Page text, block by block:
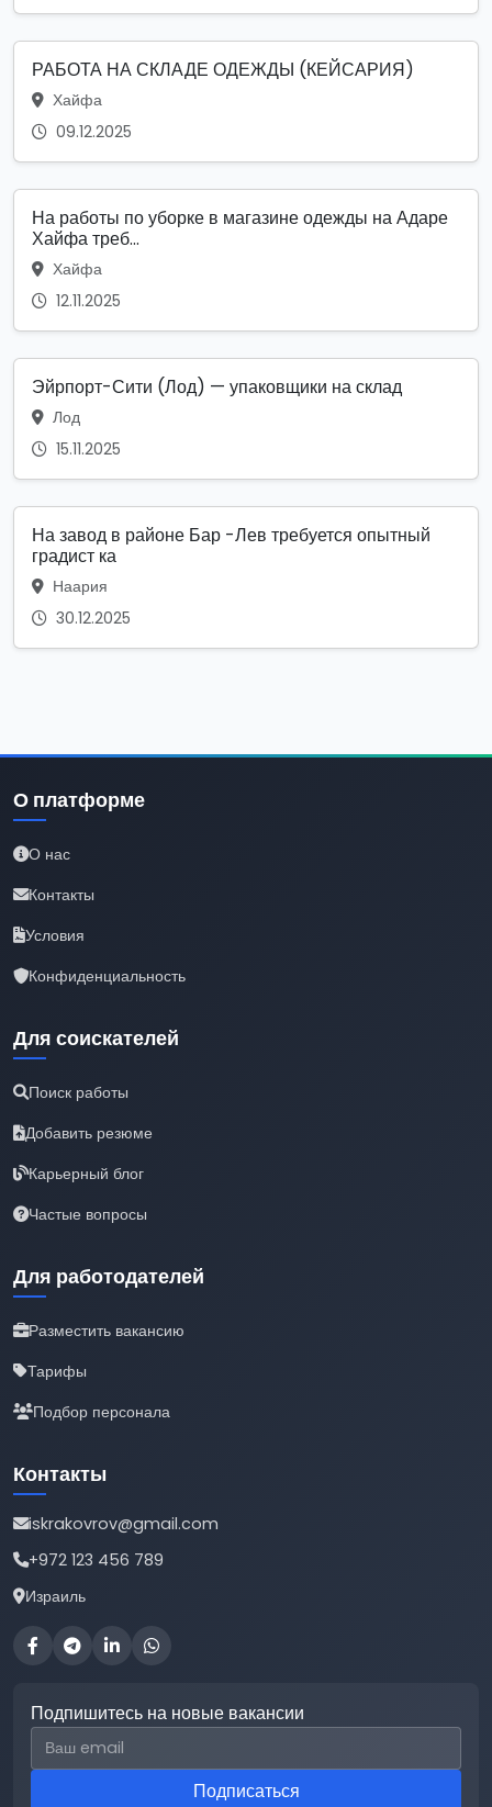
РАБОТА НА СКЛАДЕ ОДЕЖДЫ (КЕЙСАРИЯ)
Хайфа
09.12.2025
На работы по уборке в магазине одежды на Адаре
Хайфа треб...
Хайфа
12.11.2025
Эйрпорт-Сити (Лод) — упаковщики на склад
Лод
15.11.2025
На завод в районе Бар -Лев требуется опытный
градист ка
Наария
30.12.2025
О платформе
О нас
Контакты
Условия
Конфиденциальность
Для соискателей
Поиск работы
Добавить резюме
Карьерный блог
Частые вопросы
Для работодателей
Разместить вакансию
Тарифы
Подбор персонала
Контакты
iskrakovrov@gmail.com
+972 123 456 789
Израиль
Подпишитесь на новые вакансии
Email для подписки
Подписаться